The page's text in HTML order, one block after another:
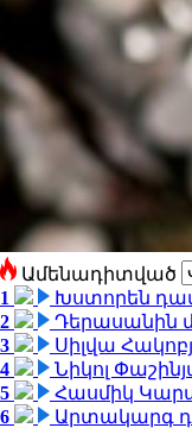
Ամենադիտված
1
Խստորեն
2
Դերասանին
3
Սիլվա
4
Նիկոլ
5
Հասմիկ
6
Արտակարգ